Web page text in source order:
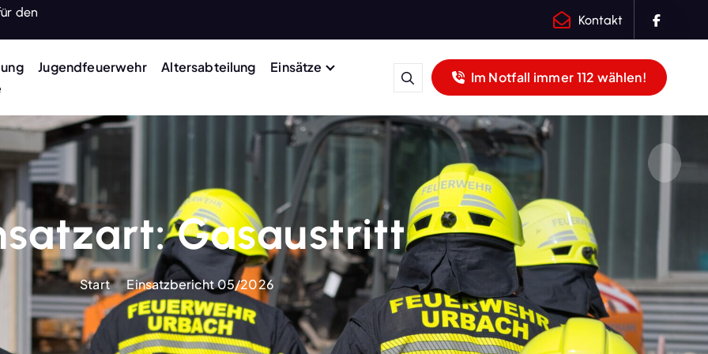
den
Kontakt
Jugendfeuerwehr Altersabteilung
Einsätze
Im Notfall immer 112 wählen!
Gasaustritt
Start Einsatzbericht 05/2026